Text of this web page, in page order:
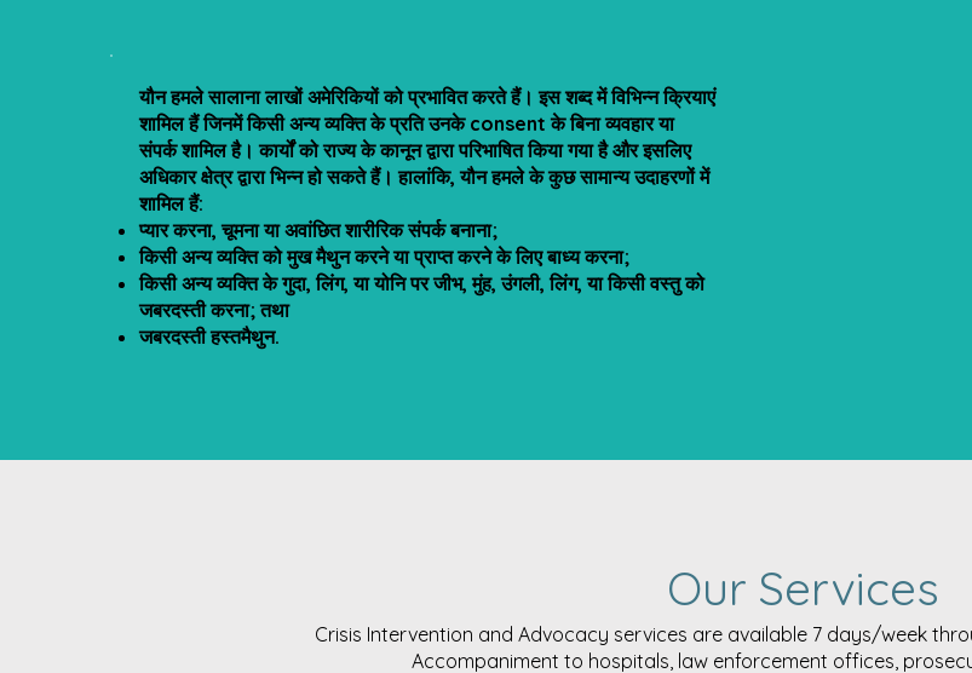
यौन हमले सालाना लाखों अमेरिकियों को प्रभावित करते हैं। इस शब्द में विभिन्न क्रियाएं
शामिल हैं जिनमें किसी अन्य व्यक्ति के प्रति उनके consent के बिना व्यवहार या
संपर्क शामिल है। कार्यों को राज्य के कानून द्वारा परिभाषित किया गया है और इसलिए
अधिकार क्षेत्र द्वारा भिन्न हो सकते हैं। हालांकि, यौन हमले के कुछ सामान्य उदाहरणों में
शामिल हैं:
प्यार करना, चूमना या अवांछित शारीरिक संपर्क बनाना;
किसी अन्य व्यक्ति को मुख मैथुन करने या प्राप्त करने के लिए बाध्य करना;
किसी अन्य व्यक्ति के गुदा, लिंग, या योनि पर जीभ, मुंह, उंगली, लिंग, या किसी वस्तु को
जबरदस्ती करना; तथा
जबरदस्ती हस्तमैथुन.
Our Services
Crisis Intervention and Advocacy services are available 7 days/week
Accompaniment to hospitals, law enforcement offices,